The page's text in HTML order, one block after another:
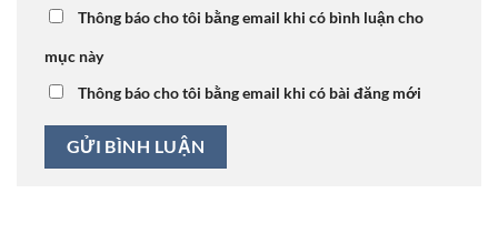
Thông báo cho tôi bằng email khi có bình luận cho
mục này
Thông báo cho tôi bằng email khi có bài đăng mới